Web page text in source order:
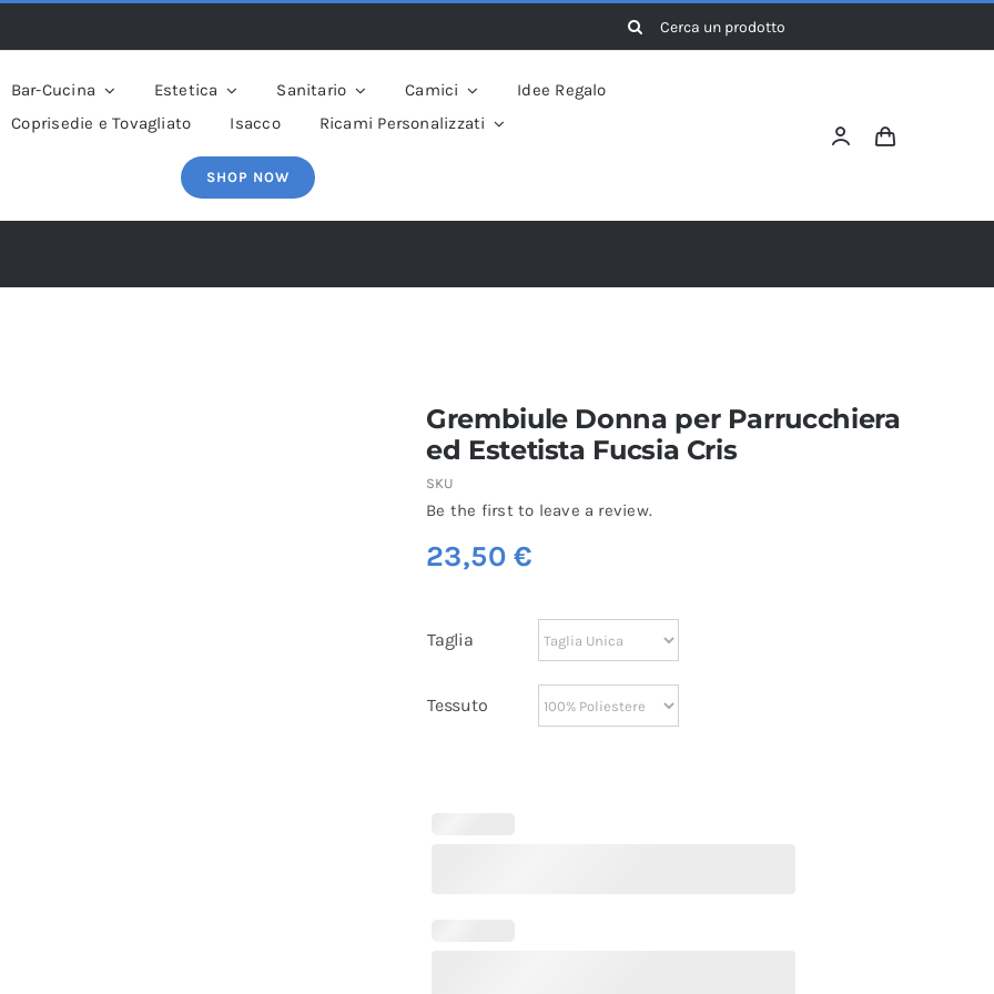
Cerca
per:
Bar-Cucina Estetica Sanitario Camici
Idee Regalo
Coprisedie e Tovagliato
Isacco Ricami Personalizzati
SHOP NOW
Grembiule Donna per Parrucchiera
ed Estetista Fucsia Cris
SKU
Be the first to leave a review.
23,50€
Taglia
Tessuto